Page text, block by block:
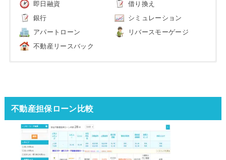
即日融資 借り換え
銀行 シミュレーション
アパートローン リバースモーゲージ
不動産リースバック
不動産担保ローン比較